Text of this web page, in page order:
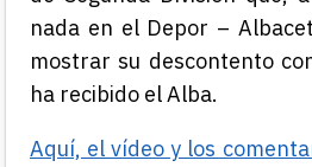
nada en el Depor –
mostrar su descontento
ha recibido el Alba.
Aquí, el vídeo y los